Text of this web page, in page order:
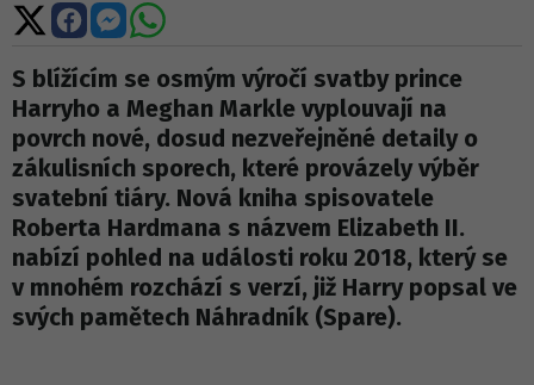
Sdílet
na
X
Sdílet
na
Facebooku
Sdílet
na
Messengeru
Sdílet
WhatsApp
S blížícím se osmým výročí svatby prince
Harryho a Meghan Markle vyplouvají na
povrch nové, dosud nezveřejněné detaily o
zákulisních sporech, které provázely výběr
svatební tiáry. Nová kniha spisovatele
Roberta Hardmana s názvem Elizabeth II.
nabízí pohled na události roku 2018, který se
v mnohém rozchází s verzí, již Harry popsal ve
svých pamětech Náhradník (Spare).